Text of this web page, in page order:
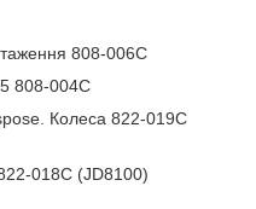
808-006C
808-004C
Колеса 822-019C
018C (JD8100)